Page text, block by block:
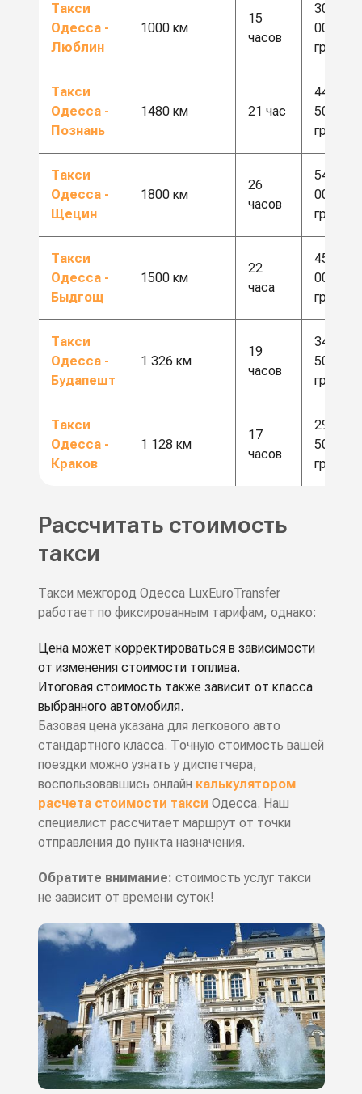
Такси
Одесса -
Люблин
1000 км
15
часов
30
000
грн
Такси
Одесса -
Познань
1480 км 21 час
44
500
грн
Такси
Одесса -
Щецин
1800 км
26
часов
54
000
грн
Такси
Одесса -
Быдгощ
1500 км
22
часа
45
000
грн
Такси
Одесса -
Будапешт
1 326 км
19
часов
34
500
грн
Такси
Одесса -
Краков
1 128 км
17
часов
29
500
грн
Рассчитать стоимость
такси
Такси межгород Одесса LuxEuroTransfer
работает по фиксированным тарифам, однако:
Цена может корректироваться в зависимости
от изменения стоимости топлива.
Итоговая стоимость также зависит от класса
выбранного автомобиля.
Базовая цена указана для легкового авто
стандартного класса. Точную стоимость вашей
поездки можно узнать у диспетчера,
воспользовавшись онлайн калькулятором
расчета стоимости такси Одесса. Наш
специалист рассчитает маршрут от точки
отправления до пункта назначения.
Обратите внимание: стоимость услуг такси
не зависит от времени суток!